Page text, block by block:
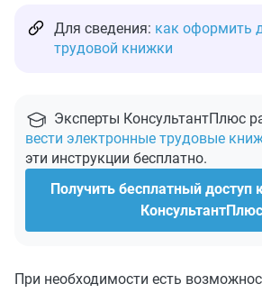
Для сведения: как оформить
трудовой книжки
Эксперты КонсультантПлюс
вести электронные трудовые
эти инструкции бесплатно.
Получить бесплатный доступ
КонсультантПлюс
При необходимости есть